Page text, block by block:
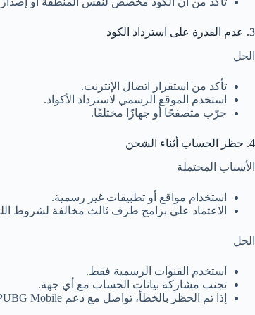
3. عدم القدرة على استرداد الكود
الحل
تأكد من استقرار اتصال الإنترنت.
استخدم الموقع الرسمي لاسترداد الأكواد.
جرّب متصفحًا أو جهازًا مختلفًا.
4. حظر الحساب أثناء الشحن
الأسباب المحتملة
استخدام مواقع أو تطبيقات غير رسمية.
الاعتماد على برامج طرف ثالث مخالفة لشروط
الحل
استخدم القنوات الرسمية فقط.
تجنب مشاركة بيانات الحساب مع أي جهة.
إذا تم الحظر بالخطأ، تواصل مع دعم PUBG Mobile وقدّم إثباتات الشراء.